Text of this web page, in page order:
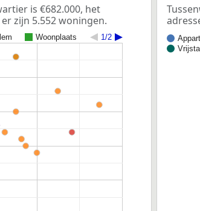
is €682.000, het
zijn 5.552 woningen.
Woonplaats 1/2